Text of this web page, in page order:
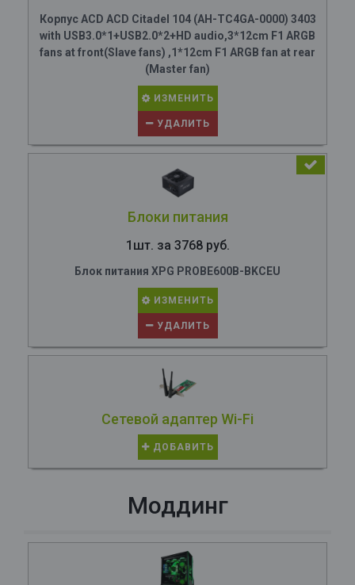
Корпус ACD ACD Citadel 104 (AH-TC4GA-0000) 3403
with USB3.0*1+USB2.0*2+HD audio,3*12cm F1 ARGB
fans at front(Slave fans) ,1*12cm F1 ARGB fan at rear
(Master fan)
ИЗМЕНИТЬ
УДАЛИТЬ
Блоки питания
1шт. за 3768 руб.
Блок питания XPG PROBE600B-BKCEU
ИЗМЕНИТЬ
УДАЛИТЬ
Сетевой адаптер Wi-Fi
ДОБАВИТЬ
Моддинг